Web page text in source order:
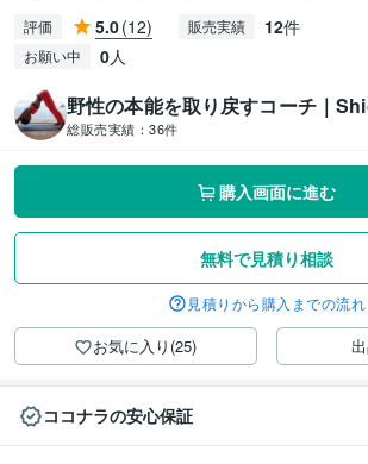
評価 5.0(12) 販売実績 12件
お願い中 0人
野性の本能を取り戻すコーチ｜
総販売実績： 36件
購入画面に進む
無料で見積り相談
見積りから購入までの流れ
お気に入り(25)
ココナラの安心保証